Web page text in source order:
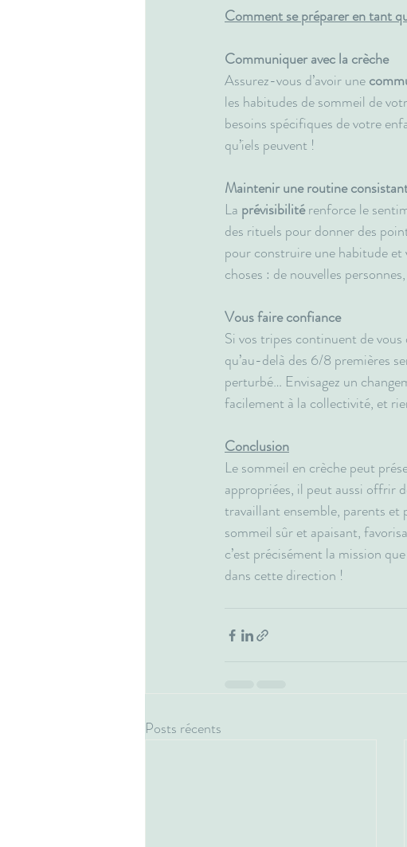
Comment se préparer en tant
Communiquer avec la crèche
Assurez-vous d’avoir une
les habitudes de sommeil de
besoins spécifiques de votre
qu’iels peuvent !
Maintenir une routine
La prévisibilité renforce le
des rituels pour donner des
pour construire une habitude et
choses : de nouvelles
Vous faire confiance
Si vos tripes continuent de
qu’au-delà des 6/8 premières
perturbé… Envisagez un
facilement à la collectivité, et
Conclusion
Le sommeil en crèche peut
appropriées, il peut aussi offrir
travaillant ensemble, parents et
sommeil sûr et apaisant,
c’est précisément la mission
dans cette direction !
Posts récents